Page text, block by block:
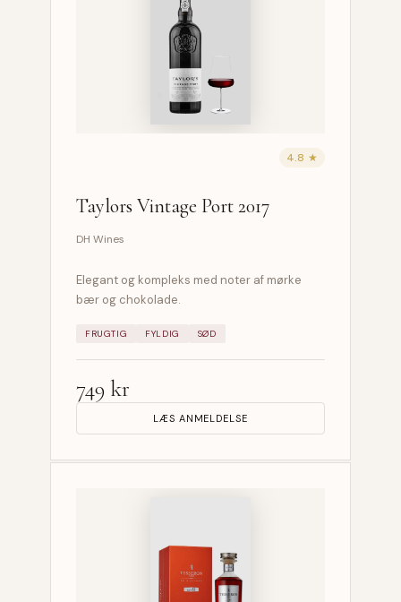
4.8 ★
Taylors Vintage Port 2017
DH Wines
Elegant og kompleks med noter af mørke
bær og chokolade.
FRUGTIG FYLDIG SØD
749 kr
LÆS ANMELDELSE